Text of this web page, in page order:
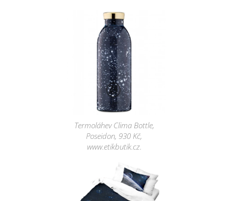
Termoláhev Clima Bottle,
Poseidon, 930 Kč,
www.etikbutik.cz.